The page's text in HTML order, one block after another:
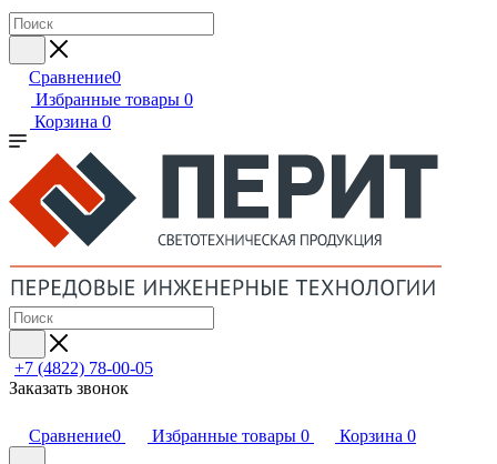
Сравнение0
Избранные товары 0
Корзина 0
+7 (4822) 78-00-05
Заказать звонок
Сравнение0 Избранные товары 0 Корзина 0